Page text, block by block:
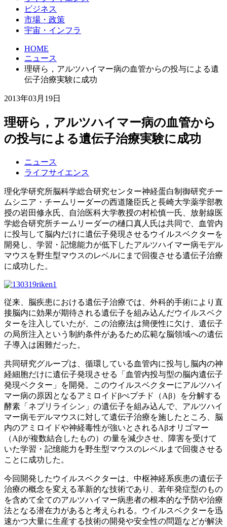
ビジネス
市場・政策
宇宙・インフラ
HOME
ニュース
理研ら，アルツハイマー病の血管からの投与による遺
伝子治療実験に成功
2013年03月19日
理研ら，アルツハイマー病の血管から
の投与による遺伝子治療実験に成功
ニュース
ライフサイエンス
理化学研究所脳科学総合研究センター神経蛋白制御研究チー
ムシニア・チームリーダーの西道隆臣氏と長崎大学薬学部教
授の岩田修永氏、自治医科大学教授の村松慎一氏、放射線医
学総合研究所チームリーダーの樋口真人氏は共同で、血管内
に投与して脳内だけに遺伝子発現させるウイルスベクターを
開発し、学習・記憶能力が低下したアルツハイマー病モデル
マウスを野生型マウスのレベルにまで回復させる遺伝子治療
に成功した。
従来、脳疾患における遺伝子治療では、外科的手術により直
接脳内に効果が期待される遺伝子を組み込んだウイルスベク
ターを注入していたが、この治療法は簡便性に欠け、遺伝子
の局所注入という制約条件があるため広範な脳領域への遺伝
子導入は困難だった。
共同研究グループは、循環している血管内に投与し脳内の神
経細胞だけに遺伝子発現させる「血管内投与型の脳内遺伝子
発現ベクター」を開発。このウイルスベクターにアルツハイ
マー病の原因となるアミロイドβぺプチド（Aβ）を分解する
酵素「ネプリライシン」の遺伝子を組み込んで、アルツハイ
マー病モデルマウスに対して遺伝子治療を施したところ、脳
内のアミロイドや神経毒性が強いとされるAβオリゴマー
（Aβが複数結合したもの）の量を減少させ、障害を受けて
いた学習・記憶能力を野生型マウスのレベルまで回復させる
ことに成功した。
今回開発したウイルスベクターは、中枢神経系疾患の遺伝子
治療の概念を変える革新的な技術であり、若年発症型のもの
を含めて全てのアルツハイマー病患者の根本的な予防や治療
法となる潜在力があると考えられる。ウイルスベクターを迅
速かつ大量に生産する技術の開発や安全性の問題などが解決